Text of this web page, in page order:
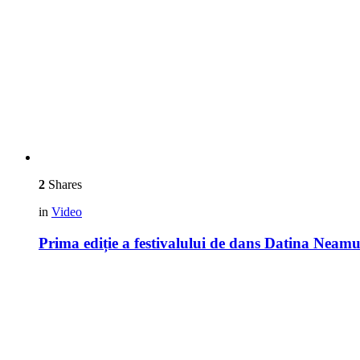
2 Shares
in Video
Prima ediție a festivalului de dans Datina